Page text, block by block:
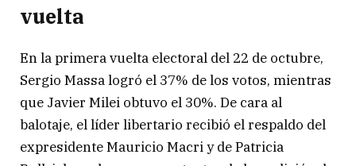
vuelta
En la primera vuelta electoral del 22 de octubre,
Sergio Massa logró el 37% de los votos, mientras
que Javier Milei obtuvo el 30%. De cara al
balotaje, el líder libertario recibió el respaldo del
expresidente Mauricio Macri y de Patricia